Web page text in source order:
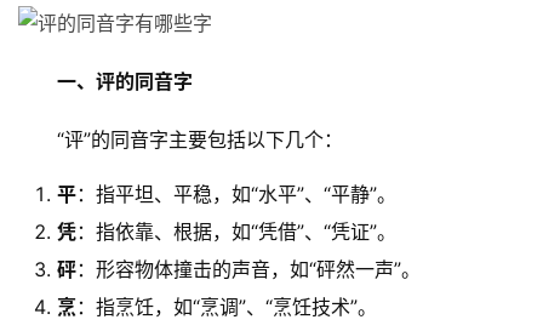
一、评的同音字
“评”的同音字主要包括以下几个：
平：指平坦、平稳，如“水平”、“平静”。
凭：指依靠、根据，如“凭借”、“凭证”。
砰：形容物体撞击的声音，如“砰然一声”。
烹：指烹饪，如“烹调”、“烹饪技术”。